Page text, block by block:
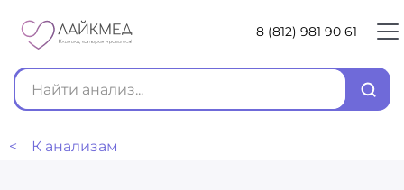
8 (812) 981 90 61
< К анализам